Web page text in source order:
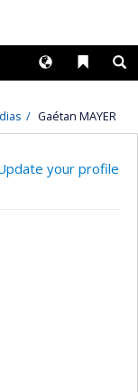
Liens
Langues
Gaétan MAYER
your profile